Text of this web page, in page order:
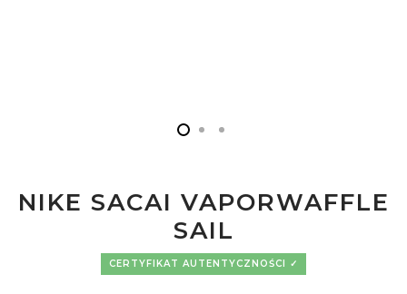
NIKE SACAI VAPORWAFFLE
SAIL
CERTYFIKAT AUTENTYCZNOŚCI